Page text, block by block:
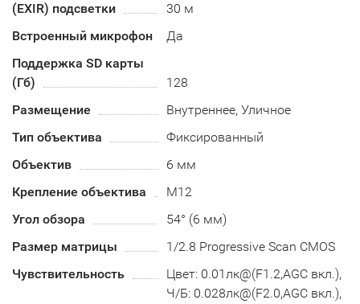
(EXIR) подсветки
30 м
Встроенный микрофон
Да
Поддержка SD карты
(Гб)
128
Размещение
Внутреннее, Уличное
Тип объектива
Фиксированный
Объектив
6 мм
Крепление объектива
М12
Угол обзора
54° (6 мм)
Размер матрицы
1/2.8 Progressive Scan CMOS
Чувствительность
Цвет: 0.01лк@(F1.2,AGC вкл.),
Ч/Б: 0.028лк@(F2.0,AGC вкл.),